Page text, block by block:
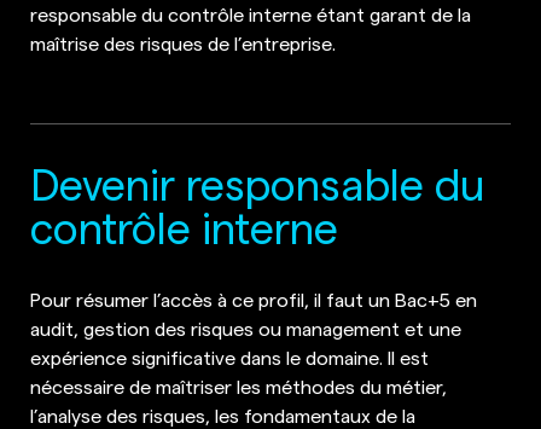
responsable du contrôle interne étant garant de la
maîtrise des risques de l’entreprise.
Devenir responsable du
contrôle interne
Pour résumer l’accès à ce profil, il faut un Bac+5 en
audit, gestion des risques ou management et une
expérience significative dans le domaine. Il est
nécessaire de maîtriser les méthodes du métier,
l’analyse des risques, les fondamentaux de la